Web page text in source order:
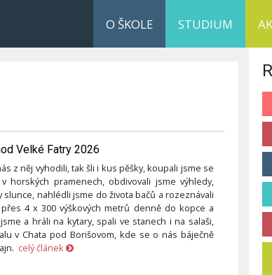
O ŠKOLE STUDIUM
Velké Fatry 2026
z něj vyhodili, tak šli i kus pěšky, koupali jsme se
horských pramenech, obdivovali jsme výhledy,
nahlédli jsme do života bačů a rozeznávali
4 x 300 výškových metrů denně do kopce a
a hráli na kytary, spali ve stanech i na salaši,
v Chata pod Borišovom, kde se o nás báječně
celý článek